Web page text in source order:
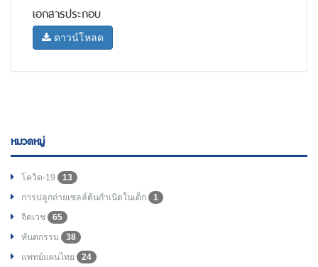
เอกสารประกอบ
ดาวน์โหลด
หมวดหมู่
โควิด-19
13
การปลูกถ่ายเซลล์ต้นกำเนิดในเด็ก
1
จิตเวช
65
ทันตกรรม
38
แพทย์แผนไทย
24